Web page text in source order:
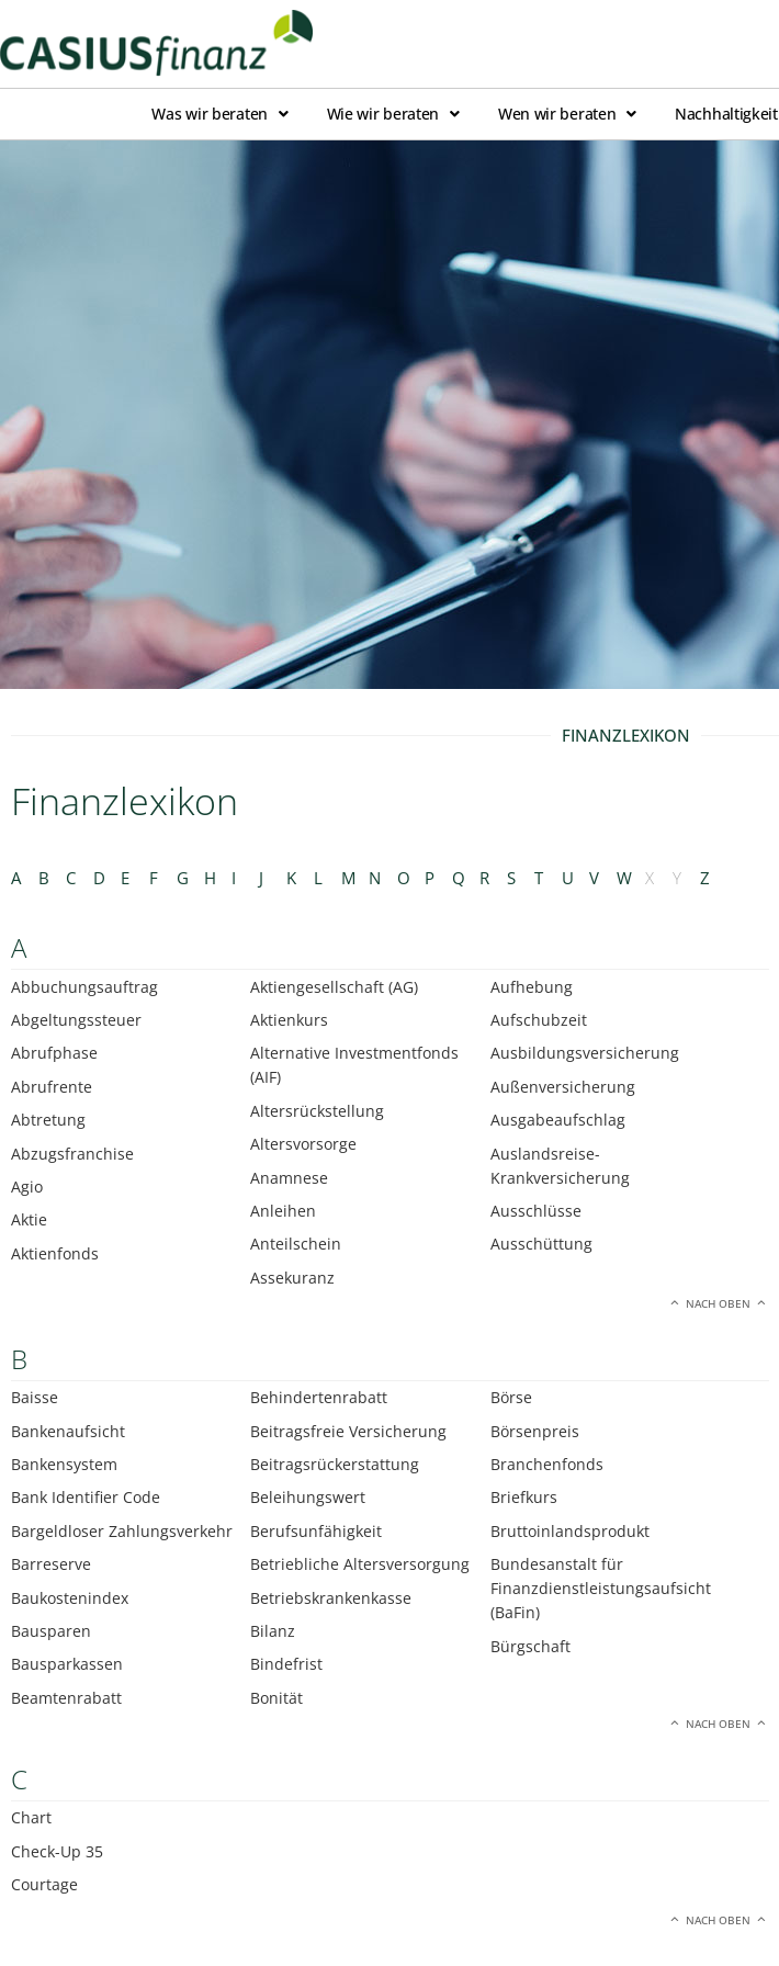
Was wir beraten Wie wir beraten Wen wir beraten Nachhaltigkeit
FINANZLEXIKON
Finanzlexikon
A B C D E F G H I J K L M N O P Q R S T U V W X Y Z
A
Abbuchungsauftrag
Abgeltungssteuer
Abrufphase
Abrufrente
Abtretung
Abzugsfranchise
Agio
Aktie
Aktienfonds
Aktiengesellschaft (AG)
Aktienkurs
Alternative Investmentfonds
(AIF)
Altersrückstellung
Altersvorsorge
Anamnese
Anleihen
Anteilschein
Assekuranz
Aufhebung
Aufschubzeit
Ausbildungsversicherung
Außenversicherung
Ausgabeaufschlag
Auslandsreise-
Krankversicherung
Ausschlüsse
Ausschüttung
NACH OBEN
B
Baisse
Bankenaufsicht
Bankensystem
Bank Identifier Code
Bargeldloser Zahlungsverkehr
Barreserve
Baukostenindex
Bausparen
Bausparkassen
Beamtenrabatt
Behindertenrabatt
Beitragsfreie Versicherung
Beitragsrückerstattung
Beleihungswert
Berufsunfähigkeit
Betriebliche Altersversorgung
Betriebskrankenkasse
Bilanz
Bindefrist
Bonität
Börse
Börsenpreis
Branchenfonds
Briefkurs
Bruttoinlandsprodukt
Bundesanstalt für
Finanzdienstleistungsaufsicht
(BaFin)
Bürgschaft
NACH OBEN
C
Chart
Check-Up 35
Courtage
NACH OBEN